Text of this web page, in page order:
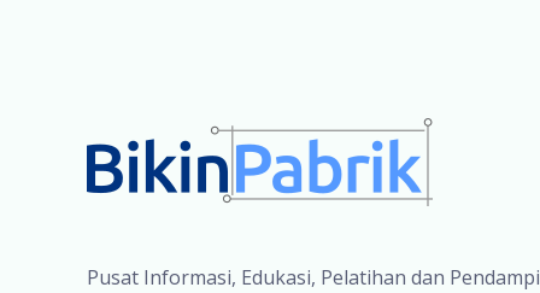
Pusat Informasi, Edukasi, Pelatihan dan